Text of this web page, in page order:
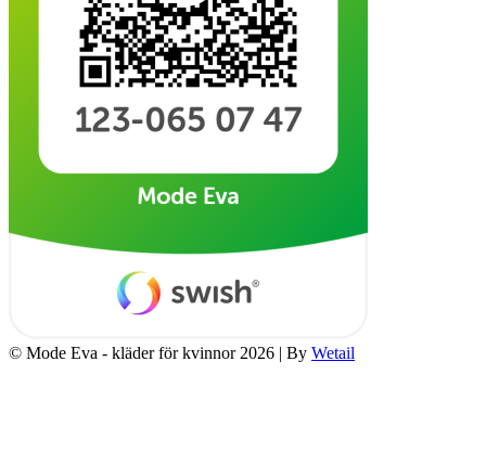
© Mode Eva - kläder för kvinnor 2026 | By Wetail